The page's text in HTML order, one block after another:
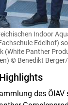
Indoor
Edelhof)
(White Panther
© Benedikt
des